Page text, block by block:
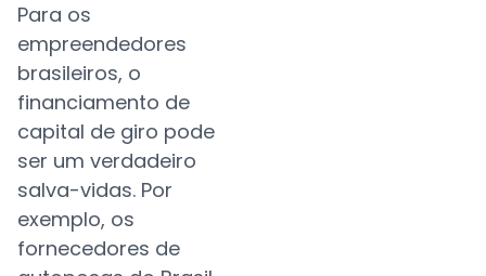
Para os
empreendedores
brasileiros, o
financiamento de
capital de giro pode
ser um verdadeiro
salva-vidas. Por
exemplo, os
fornecedores de